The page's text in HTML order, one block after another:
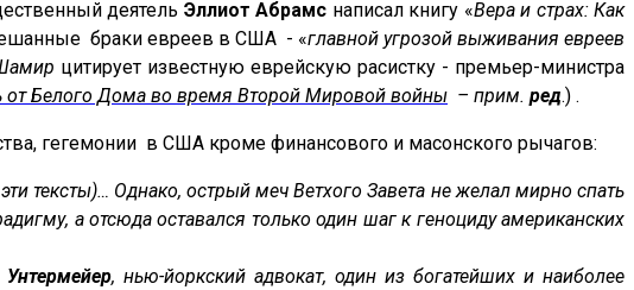
деятель Эллиот Абрамс написал книгу «Вера и страх: Как
браки евреев в США - «главной угрозой выживания евреев
цитирует известную еврейскую расистку - премьер-министра
от Белого Дома во время Второй Мировой войны – прим. ред.) .
гегемонии в США кроме финансового и масонского рычагов:
тексты)… Однако, острый меч Ветхого Завета не желал мирно спать
а отсюда оставался только один шаг к геноциду американских
, нью-йоркский адвокат, один из богатейших и наиболее